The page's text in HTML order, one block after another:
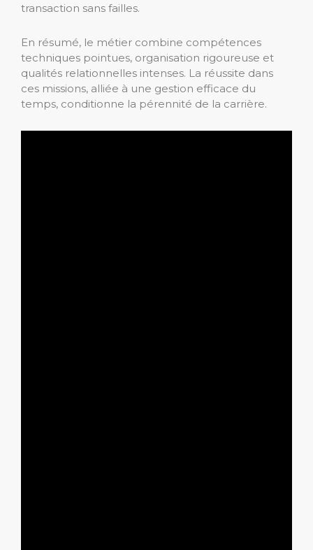
transaction sans failles.
En résumé, le métier combine compétences
techniques pointues, organisation rigoureuse et
qualités relationnelles intenses. La réussite dans
ces missions, alliée à une gestion efficace du
temps, conditionne la pérennité de la carrière.